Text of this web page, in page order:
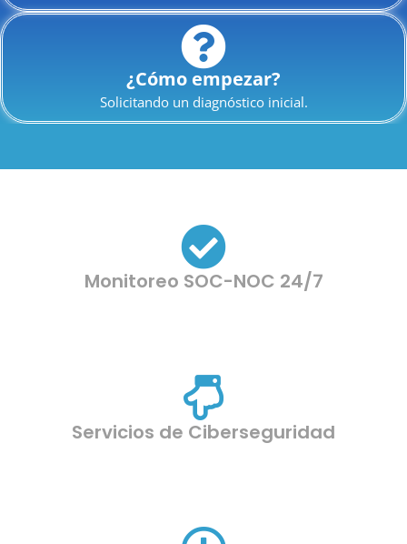
¿Cómo empezar?
Solicitando un diagnóstico inicial.
Monitoreo SOC-NOC 24/7
Servicios de Ciberseguridad